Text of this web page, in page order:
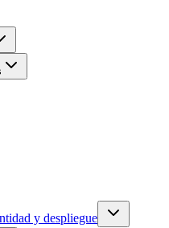
y despliegue